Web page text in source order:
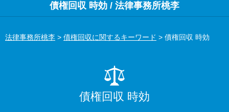
債権回収 時効 / 法律事務所桃李
法律事務所桃李 > 債権回収に関するキーワード > 債権回収 時効
債権回収 時効